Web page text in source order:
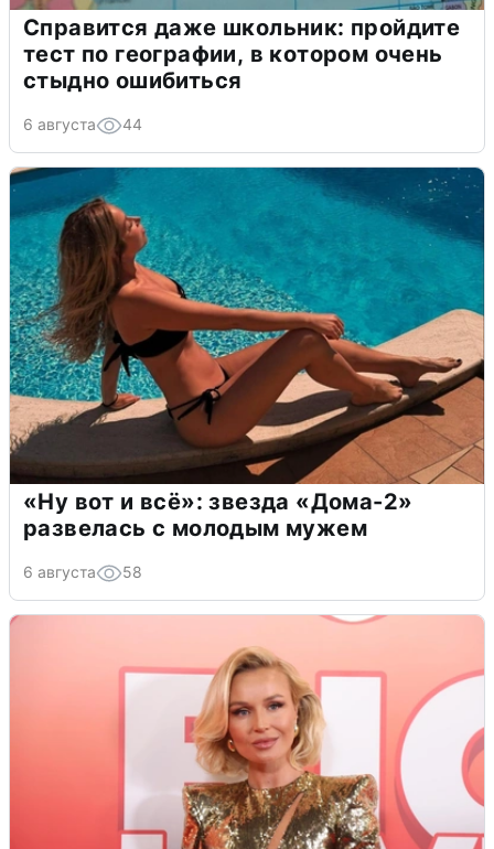
Справится даже школьник: пройдите
тест по географии, в котором очень
стыдно ошибиться
6 августа 44
«Ну вот и всё»: звезда «Дома-2»
развелась с молодым мужем
6 августа 58